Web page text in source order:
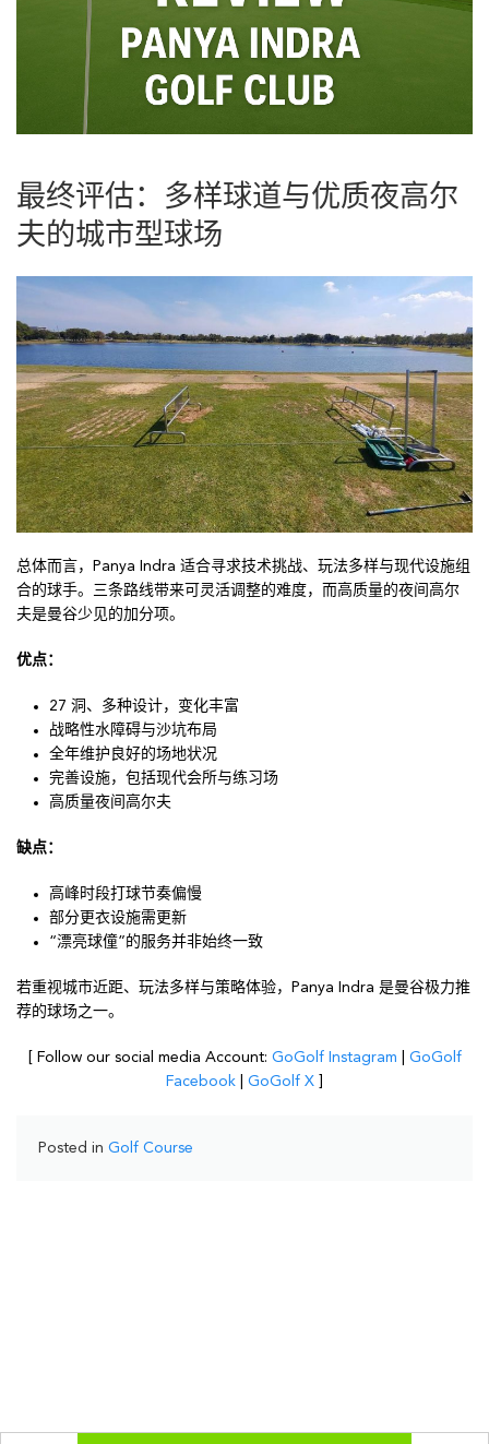
最终评估：多样球道与优质夜高尔
夫的城市型球场
总体而言，Panya Indra 适合寻求技术挑战、玩法多样与现代设施组
合的球手。三条路线带来可灵活调整的难度，而高质量的夜间高尔
夫是曼谷少见的加分项。
优点：
27 洞、多种设计，变化丰富
战略性水障碍与沙坑布局
全年维护良好的场地状况
完善设施，包括现代会所与练习场
高质量夜间高尔夫
缺点：
高峰时段打球节奏偏慢
部分更衣设施需更新
“漂亮球僮”的服务并非始终一致
若重视城市近距、玩法多样与策略体验，Panya Indra 是曼谷极力推
荐的球场之一。
[ Follow our social media Account: GoGolf Instagram
GoGolf
Facebook
GoGolf X
Posted in Golf Course